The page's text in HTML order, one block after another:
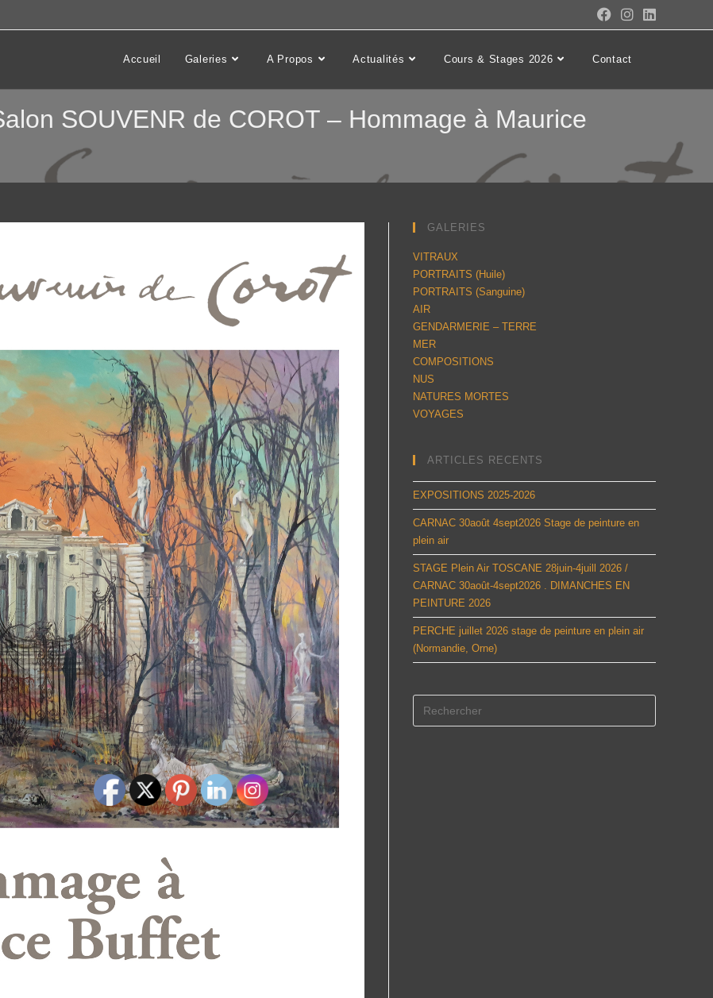
Accueil Galeries A Propos Actualités Cours & Stages 2026 Contact
SOUVENR de COROT – Hommage à Maurice
GALERIES
VITRAUX
PORTRAITS (Huile)
PORTRAITS (Sanguine)
AIR
GENDARMERIE – TERRE
MER
COMPOSITIONS
NUS
NATURES MORTES
VOYAGES
ARTICLES RECENTS
EXPOSITIONS 2025-2026
CARNAC 30août 4sept2026 Stage de peinture en
plein air
STAGE Plein Air TOSCANE 28juin-4juill 2026 /
CARNAC 30août-4sept2026 . DIMANCHES EN
PEINTURE 2026
PERCHE juillet 2026 stage de peinture en plein air
(Normandie, Orne)